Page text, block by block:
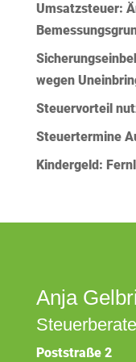
Umsatzsteuer:
wegen
Steuervorteil
Steuertermine
Kindergeld:
Anja
Poststraße 2